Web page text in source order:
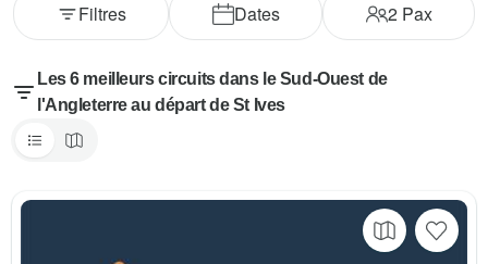
Dates 2Pax
Filtres
Les 6 meilleurs circuits dans le Sud-Ouest de
l'Angleterre au départ de St Ives